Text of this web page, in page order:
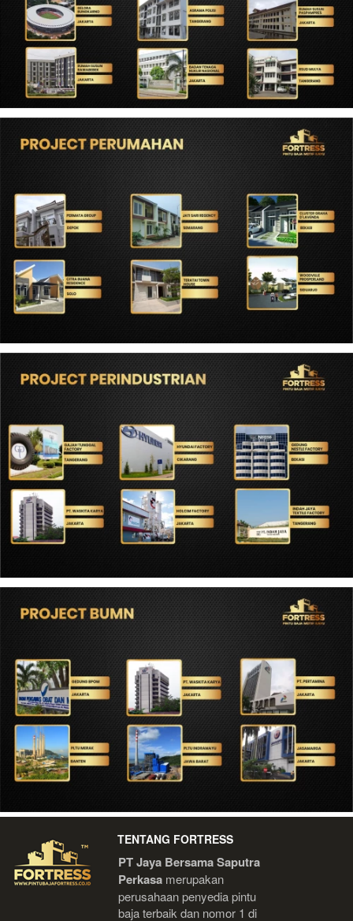
TENTANG FORTRESS
PT Jaya Bersama Saputra
Perkasa merupakan
perusahaan penyedia pintu
baja terbaik dan nomor 1 di